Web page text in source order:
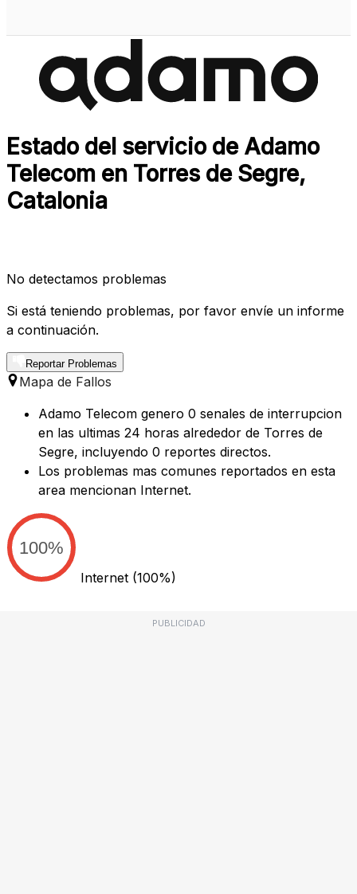
Estado del servicio de Adamo
Telecom en Torres de Segre,
Catalonia
No detectamos problemas
Si está teniendo problemas, por favor envíe un informe
a continuación.
Reportar Problemas
Mapa de Fallos
Adamo Telecom genero 0 senales de interrupcion
en las ultimas 24 horas alrededor de Torres de
Segre, incluyendo 0 reportes directos.
Los problemas mas comunes reportados en esta
area mencionan Internet.
100%
Internet (100%)
PUBLICIDAD